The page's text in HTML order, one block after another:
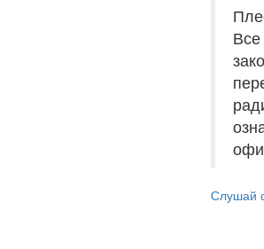
Слушай